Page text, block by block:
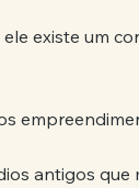
existe um
antigos